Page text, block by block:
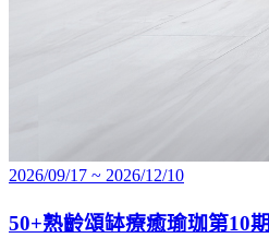
2026/09/17 ~ 2026/12/10
50+熟齡頌缽療癒瑜珈第10期